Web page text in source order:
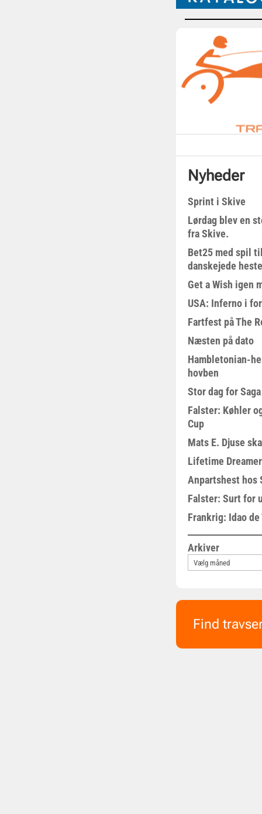
Nyheder
Sprint i Skive
Lørdag blev en
fra Skive.
Bet25 med spil
danskejede
Get a Wish igen
USA: Inferno i
Fartfest på The
Næsten på dato
Hambletonian-
hovben
Stor dag for
Falster: Køhler
Cup
Mats E. Djuse
Lifetime
Anpartshest hos
Falster: Surt for
Frankrig: Idao
Arkiver
Find